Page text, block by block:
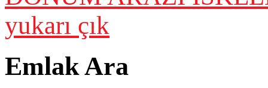
yukarı çık
Emlak Ara